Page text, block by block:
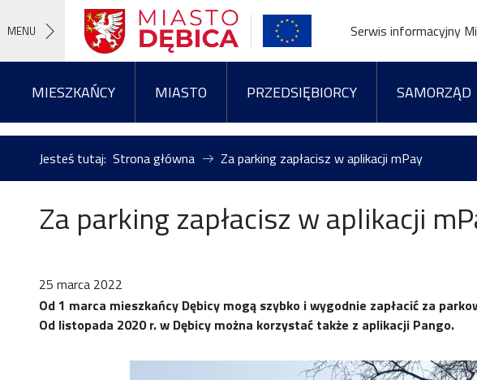
MENU Serwis informacyjny
MIESZKAŃCY MIASTO PRZEDSIĘBIORCY SAMORZĄD
Jesteś tutaj: Strona główna Za parking zapłacisz w aplikacji mPay
Za parking zapłacisz w aplikacji
25 marca 2022
Od 1 marca mieszkańcy Dębicy mogą szybko i wygodnie zapłacić za
Od listopada 2020 r. w Dębicy można korzystać także z aplikacji Pango.